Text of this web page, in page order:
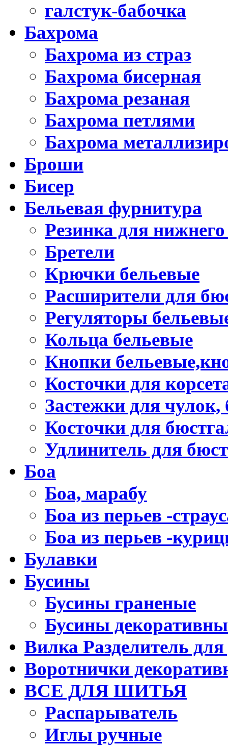
галстук-бабочка
Бахрома
Бахрома из страз
Бахрома бисерная
Бахрома резаная
Бахрома петлями
Бахрома
Броши
Бисер
Бельевая фурнитура
Резинка для
Бретели
Крючки бельевые
Расширители для
Регуляторы
Кольца бельевые
Кнопки
Косточки для
Застежки для чулок,
Косточки для
Удлинитель для
Боа
Боа, марабу
Боа из перьев -
Боа из перьев -
Булавки
Бусины
Бусины граненые
Бусины
Вилка Разделитель для
Воротнички
ВСЕ ДЛЯ ШИТЬЯ
Распарыватель
Иглы ручные